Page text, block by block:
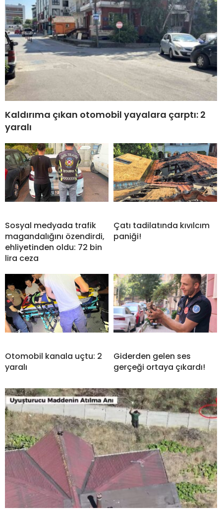
Kaldırıma çıkan otomobil yayalara çarptı: 2
yaralı
Sosyal medyada trafik
magandalığını özendirdi,
ehliyetinden oldu: 72 bin
lira ceza
Çatı tadilatında kıvılcım
paniği!
Otomobil kanala uçtu: 2
yaralı
Giderden gelen ses
gerçeği ortaya çıkardı!